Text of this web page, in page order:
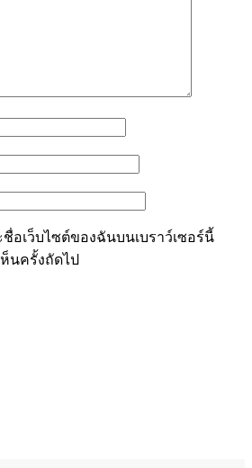
อเว็บไซต์ของฉันบนเบราว์เซอร์นี้
นครั้งถัดไป